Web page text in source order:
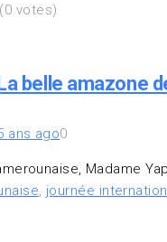
(0 votes)
belle amazone
ans ago0
Madame
, journée